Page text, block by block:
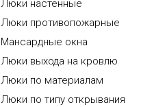
Люки настенные
Люки противопожарные
Мансардные окна
Люки выхода на кровлю
Люки по материалам
Люки по типу открывания